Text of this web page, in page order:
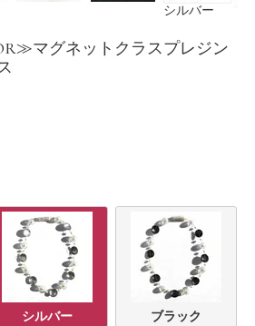
シルバー
マグネットクラスプレジン
シルバー ブラック